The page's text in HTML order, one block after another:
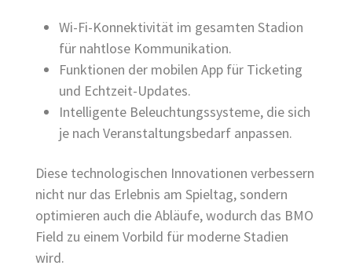
Wi-Fi-Konnektivität im gesamten Stadion
für nahtlose Kommunikation.
Funktionen der mobilen App für Ticketing
und Echtzeit-Updates.
Intelligente Beleuchtungssysteme, die sich
je nach Veranstaltungsbedarf anpassen.
Diese technologischen Innovationen verbessern
nicht nur das Erlebnis am Spieltag, sondern
optimieren auch die Abläufe, wodurch das BMO
Field zu einem Vorbild für moderne Stadien
wird.